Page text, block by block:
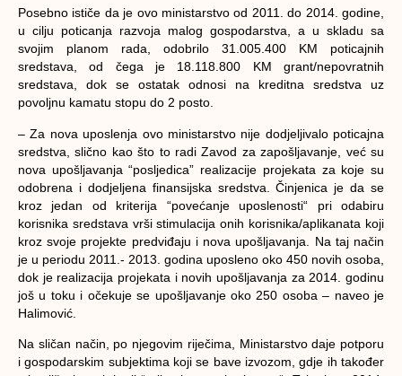
Posebno ističe da je ovo ministarstvo od 2011. do 2014. godine,
u cilju poticanja razvoja malog gospodarstva, a u skladu sa
svojim planom rada, odobrilo 31.005.400 KM poticajnih
sredstava, od čega je 18.118.800 KM grant/nepovratnih
sredstava, dok se ostatak odnosi na kreditna sredstva uz
povoljnu kamatu stopu do 2 posto.
– Za nova uposlenja ovo ministarstvo nije dodjeljivalo poticajna
sredstva, slično kao što to radi Zavod za zapošljavanje, već su
nova upošljavanja “posljedica” realizacije projekata za koje su
odobrena i dodjeljena finansijska sredstva. Činjenica je da se
kroz jedan od kriterija “povećanje uposlenosti“ pri odabiru
korisnika sredstava vrši stimulacija onih korisnika/aplikanata koji
kroz svoje projekte predviđaju i nova upošljavanja. Na taj način
je u periodu 2011.- 2013. godina uposleno oko 450 novih osoba,
dok je realizacija projekata i novih upošljavanja za 2014. godinu
još u toku i očekuje se upošljavanje oko 250 osoba – naveo je
Halimović.
Na sličan način, po njegovim riječima, Ministarstvo daje potporu
i gospodarskim subjektima koji se bave izvozom, gdje ih također